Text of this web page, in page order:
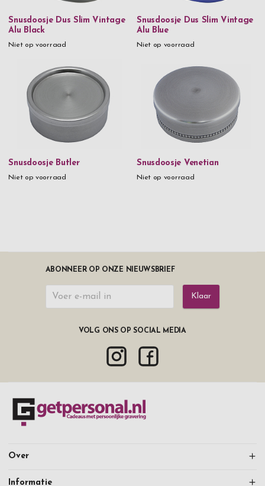
Snusdoosje Dus Slim Vintage
Alu Black
Niet op voorraad
Snusdoosje Dus Slim Vintage
Alu Blue
Niet op voorraad
Snusdoosje Butler
Niet op voorraad
Snusdoosje Venetian
Niet op voorraad
ABONNEER OP ONZE NIEUWSBRIEF
Klaar
VOLG ONS OP SOCIAL MEDIA
Over
Informatie